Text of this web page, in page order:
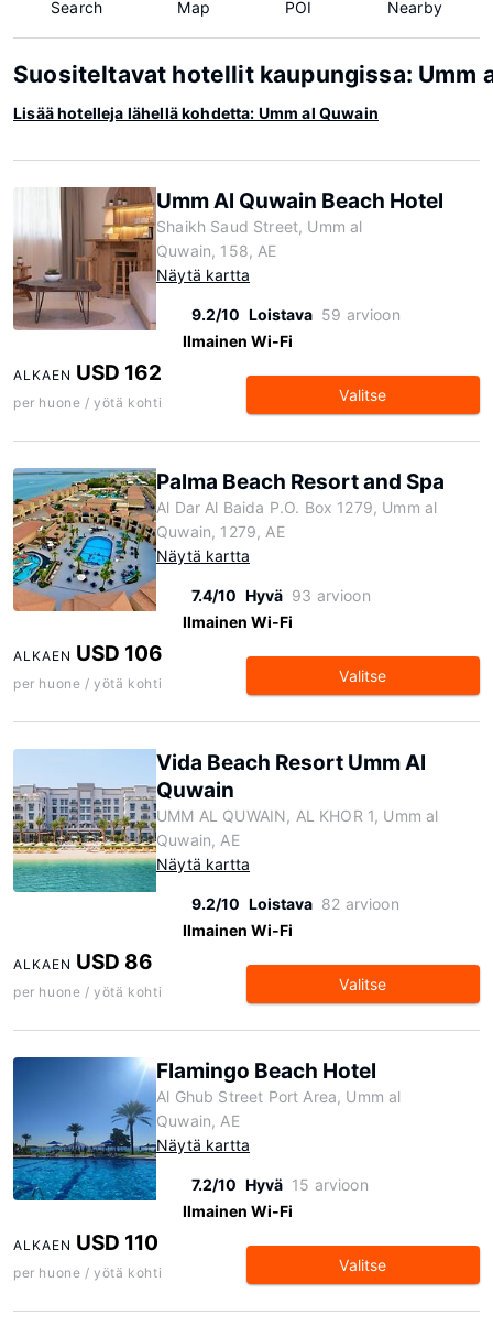
Search Map POI Nearby
Suositeltavat hotellit kaupungissa: Umm
Lisää hotelleja lähellä kohdetta: Umm al Quwain
Umm Al Quwain Beach Hotel
Shaikh Saud Street, Umm al
Quwain, 158, AE
Näytä kartta
9.2/10 Loistava 59 arvioon
Ilmainen Wi-Fi
ALKAEN USD 162
per huone / yötä kohti Valitse
Palma Beach Resort and Spa
Al Dar Al Baida P.O. Box 1279, Umm al
Quwain, 1279, AE
Näytä kartta
7.4/10 Hyvä 93 arvioon
Ilmainen Wi-Fi
ALKAEN USD 106
per huone / yötä kohti Valitse
Vida Beach Resort Umm Al
Quwain
UMM AL QUWAIN, AL KHOR 1, Umm al
Quwain, AE
Näytä kartta
9.2/10 Loistava 82 arvioon
Ilmainen Wi-Fi
ALKAEN USD 86
per huone / yötä kohti Valitse
Flamingo Beach Hotel
Al Ghub Street Port Area, Umm al
Quwain, AE
Näytä kartta
7.2/10 Hyvä 15 arvioon
Ilmainen Wi-Fi
ALKAEN USD 110
per huone / yötä kohti Valitse